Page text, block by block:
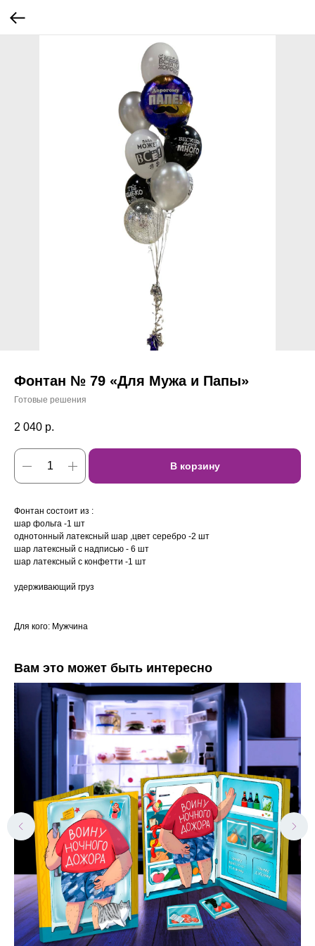
Фонтан № 79 «Для Мужа и Папы»
Готовые решения
2 040 р.
В корзину
Фонтан состоит из :
шар фольга -1 шт
однотонный латексный шар ,цвет серебро -2 шт
шар латексный с надписью - 6 шт
шар латексный с конфетти -1 шт
удерживающий груз
Для кого: Мужчина
Вам это может быть интересно